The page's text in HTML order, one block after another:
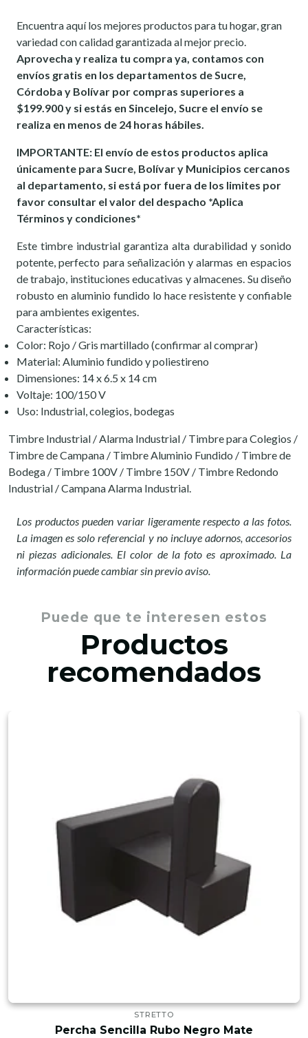
Encuentra aquí los mejores productos para tu hogar, gran
variedad con calidad garantizada al mejor precio.
Aprovecha y realiza tu compra ya, contamos con
envíos gratis en los departamentos de Sucre,
Córdoba y Bolívar por compras superiores a
$199.900 y si estás en Sincelejo, Sucre el envío se
realiza en menos de 24 horas hábiles.
IMPORTANTE: El envío de estos productos aplica
únicamente para Sucre, Bolívar y Municipios cercanos
al departamento, si está por fuera de los limites por
favor consultar el valor del despacho *Aplica
Términos y condiciones*
Este timbre industrial garantiza alta durabilidad y sonido
potente, perfecto para señalización y alarmas en espacios
de trabajo, instituciones educativas y almacenes. Su diseño
robusto en aluminio fundido lo hace resistente y confiable
para ambientes exigentes.
Características:
Color: Rojo / Gris martillado (confirmar al comprar)
Material: Aluminio fundido y poliestireno
Dimensiones: 14 x 6.5 x 14 cm
Voltaje: 100/150 V
Uso: Industrial, colegios, bodegas
Timbre Industrial / Alarma Industrial / Timbre para Colegios /
Timbre de Campana / Timbre Aluminio Fundido / Timbre de
Bodega / Timbre 100V / Timbre 150V / Timbre Redondo
Industrial / Campana Alarma Industrial.
Los productos pueden variar ligeramente respecto a las fotos.
La imagen es solo referencial y no incluye adornos, accesorios
ni piezas adicionales. El color de la foto es aproximado. La
información puede cambiar sin previo aviso.
Puede que te interesen estos
Productos
recomendados
STRETTO
Percha Sencilla Rubo Negro Mate